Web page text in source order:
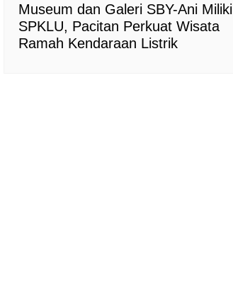
Museum dan Galeri SBY-Ani Miliki
SPKLU, Pacitan Perkuat Wisata
Ramah Kendaraan Listrik